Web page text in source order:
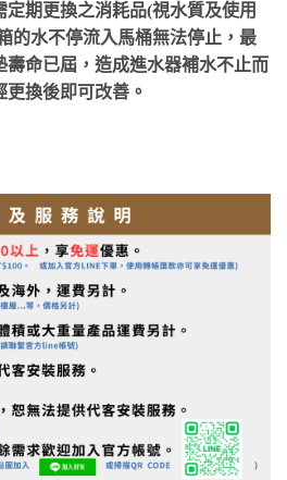
期更換之消耗品(視水質及使用
的水不停流入馬桶無法停止，最
壽命已屆，造成進水器補水不止而
換後即可改善。